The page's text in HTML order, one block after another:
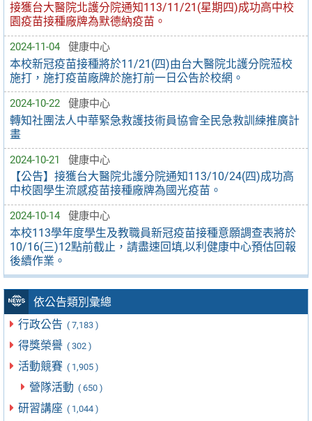
接獲台大醫院北護分院通知113/11/21(星期四)成功高中校
園疫苗接種廠牌為默德納疫苗。
2024-11-04 健康中心
本校新冠疫苗接種將於11/21(四)由台大醫院北護分院蒞校
施打，施打疫苗廠牌於施打前一日公告於校網。
2024-10-22 健康中心
轉知社團法人中華緊急救護技術員協會全民急救訓練推廣計
畫
2024-10-21 健康中心
【公告】接獲台大醫院北護分院通知113/10/24(四)成功高
中校園學生流感疫苗接種廠牌為國光疫苗。
2024-10-14 健康中心
本校113學年度學生及教職員新冠疫苗接種意願調查表將於
10/16(三)12點前截止，請盡速回填,以利健康中心預估回報
後續作業。
依公告類別彙總
行政公告 ( 7,183 )
得獎榮譽 ( 302 )
活動競賽 ( 1,905 )
營隊活動 ( 650 )
研習講座 ( 1,044 )